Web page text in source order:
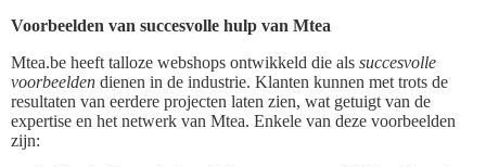
Voorbeelden van succesvolle hulp van Mtea
Mtea.be heeft talloze webshops ontwikkeld die als succesvolle
voorbeelden dienen in de industrie. Klanten kunnen met trots de
resultaten van eerdere projecten laten zien, wat getuigt van de
expertise en het netwerk van Mtea. Enkele van deze voorbeelden
zijn: